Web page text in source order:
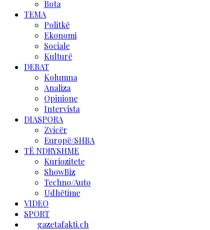
Bota
TEMA
Politkë
Ekonomi
Sociale
Kulturë
DEBAT
Kolumna
Analiza
Opinione
Intervista
DIASPORA
Zvicër
Europë/SHBA
TË NDRYSHME
Kuriozitete
ShowBiz
Techno/Auto
Udhëtime
VIDEO
SPORT
gazetafakti.ch